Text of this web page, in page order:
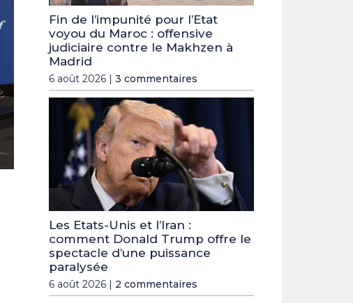
Fin de l’impunité pour l’Etat
voyou du Maroc : offensive
judiciaire contre le Makhzen à
Madrid
6 août 2026 | 3 commentaires
Les Etats-Unis et l’Iran :
comment Donald Trump offre le
spectacle d’une puissance
paralysée
6 août 2026 | 2 commentaires